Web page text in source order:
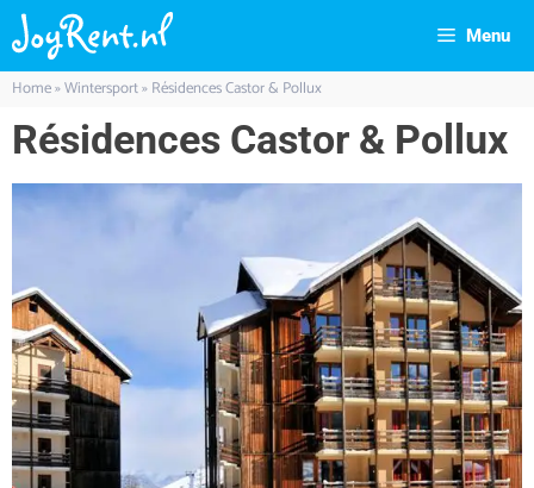
Menu
Home»Wintersport»Résidences Castor & Pollux
Résidences Castor & Pollux